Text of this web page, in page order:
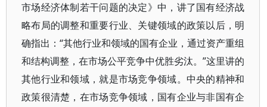
市场经济体制若干问题的决定》中，讲了国有经济战
略布局的调整和重要行业、关键领域的政策以后，明
确指出：“其他行业和领域的国有企业，通过资产重组
和结构调整，在市场公平竞争中优胜劣汰。”这里讲的
其他行业和领域，就是市场竞争领域。中央的精神和
政策很清楚，在市场竞争领域，国有企业与非国有企